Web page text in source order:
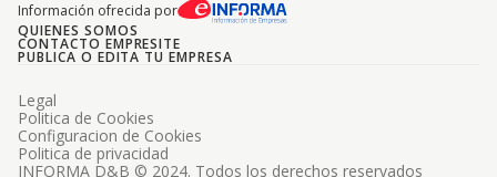
Información ofrecida por
QUIENES SOMOS
CONTACTO EMPRESITE
PUBLICA O EDITA TU EMPRESA
INFORMA D&B © 2024. Todos los derechos reservados
Legal
Politica de Cookies
Configuracion de Cookies
Politica de privacidad